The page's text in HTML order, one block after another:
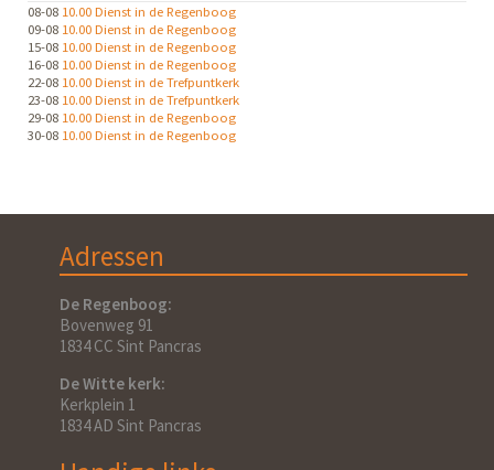
08-08 10.00 Dienst in de Regenboog
09-08 10.00 Dienst in de Regenboog
15-08 10.00 Dienst in de Regenboog
16-08 10.00 Dienst in de Regenboog
22-08 10.00 Dienst in de Trefpuntkerk
23-08 10.00 Dienst in de Trefpuntkerk
29-08 10.00 Dienst in de Regenboog
30-08 10.00 Dienst in de Regenboog
Adressen
De Regenboog:
Bovenweg 91
1834 CC Sint Pancras
De Witte kerk:
Kerkplein 1
1834 AD Sint Pancras